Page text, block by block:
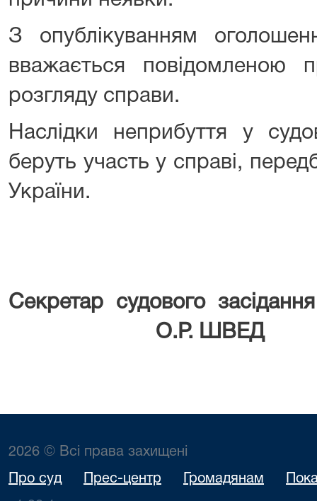
З опублікуванням
вважається повідомленою
розгляду справи.
Наслідки неприбуття у
беруть участь у справі,
України.
Секретар
О.Р. ШВЕД
2026 © Всі права захищені
Про суд Прес-центр Громадянам